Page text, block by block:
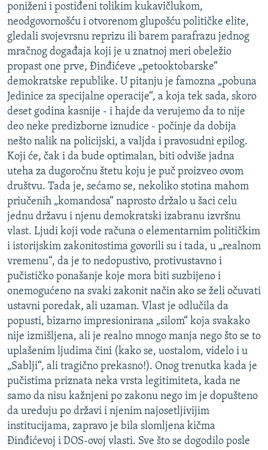
poniženi i postiđeni tolikim kukavičlukom,
neodgovornošću i otvorenom glupošću političke elite,
gledali svojevrsnu reprizu ili barem parafrazu jednog
mračnog događaja koji je u znatnoj meri obeležio
propast one prve, Đinđićeve „petooktobarske“
demokratske republike. U pitanju je famozna „pobuna
Jedinice za specijalne operacije“, a koja tek sada, skoro
deset godina kasnije - i hajde da verujemo da to nije
deo neke predizborne iznudice - počinje da dobija
nešto nalik na policijski, a valjda i pravosudni epilog.
Koji će, čak i da bude optimalan, biti odviše jadna
uteha za dugoročnu štetu koju je puč proizveo ovom
društvu. Tada je, sećamo se, nekoliko stotina mahom
priučenih „komandosa“ naprosto držalo u šaci celu
jednu državu i njenu demokratski izabranu izvršnu
vlast. Ljudi koji vode računa o elementarnim političkim
i istorijskim zakonitostima govorili su i tada, u „realnom
vremenu“, da je to nedopustivo, protivustavno i
pučističko ponašanje koje mora biti suzbijeno i
onemogućeno na svaki zakonit način ako se želi očuvati
ustavni poredak, ali uzaman. Vlast je odlučila da
popusti, bizarno impresionirana „silom“ koja svakako
nije izmišljena, ali je realno mnogo manja nego što se to
uplašenim ljudima čini (kako se, uostalom, videlo i u
„Sablji“, ali tragično prekasno!). Onog trenutka kada je
pučistima priznata neka vrsta legitimiteta, kada ne
samo da nisu kažnjeni po zakonu nego im je dopušteno
da ureduju po državi i njenim najosetljivijim
institucijama, zapravo je bila slomljena kičma
Đinđićevoj i DOS-ovoj vlasti. Sve što se dogodilo posle